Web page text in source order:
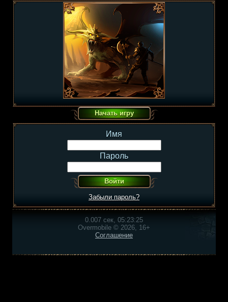
Имя
Пароль
Забыли пароль?
0.007 сек, 05:23:25
Overmobile © 2026, 16+
Соглашение